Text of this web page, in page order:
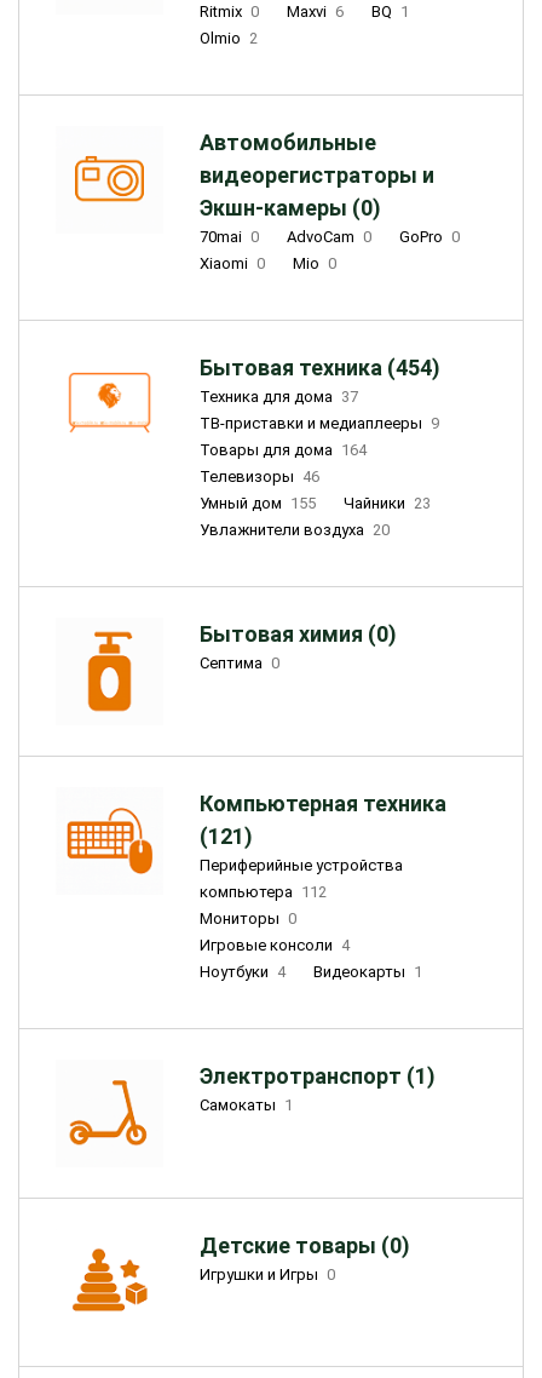
Ritmix 0 Maxvi 6 BQ 1
Olmio 2
Автомобильные
видеорегистраторы и
Экшн-камеры (0)
70mai 0 AdvoCam 0 GoPro 0
Xiaomi 0 Mio 0
Бытовая техника (454)
Техника для дома 37
ТВ-приставки и медиаплееры 9
Товары для дома 164
Телевизоры 46
Умный дом 155 Чайники 23
Увлажнители воздуха 20
Бытовая химия (0)
Септима 0
Компьютерная техника
(121)
Периферийные устройства
компьютера 112
Мониторы 0
Игровые консоли 4
Ноутбуки 4 Видеокарты 1
Электротранспорт (1)
Самокаты 1
Детские товары (0)
Игрушки и Игры 0